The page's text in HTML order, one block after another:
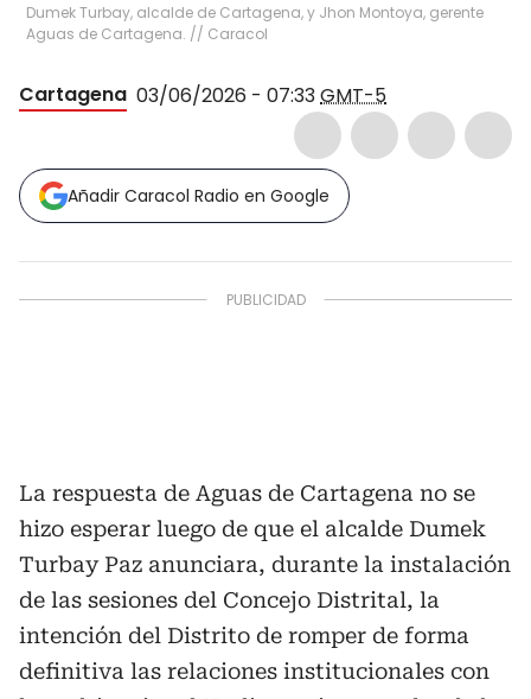
Dumek Turbay, alcalde de Cartagena, y Jhon Montoya, gerente
Aguas de Cartagena. // Caracol
Cartagena 03/06/2026 - 07:33GMT-5
Añadir Caracol Radio en Google
La respuesta de Aguas de Cartagena no se
hizo esperar luego de que el alcalde Dumek
Turbay Paz anunciara, durante la instalación
de las sesiones del Concejo Distrital, la
intención del Distrito de romper de forma
definitiva las relaciones institucionales con